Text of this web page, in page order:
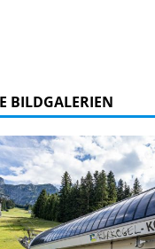
BILDGALERIEN